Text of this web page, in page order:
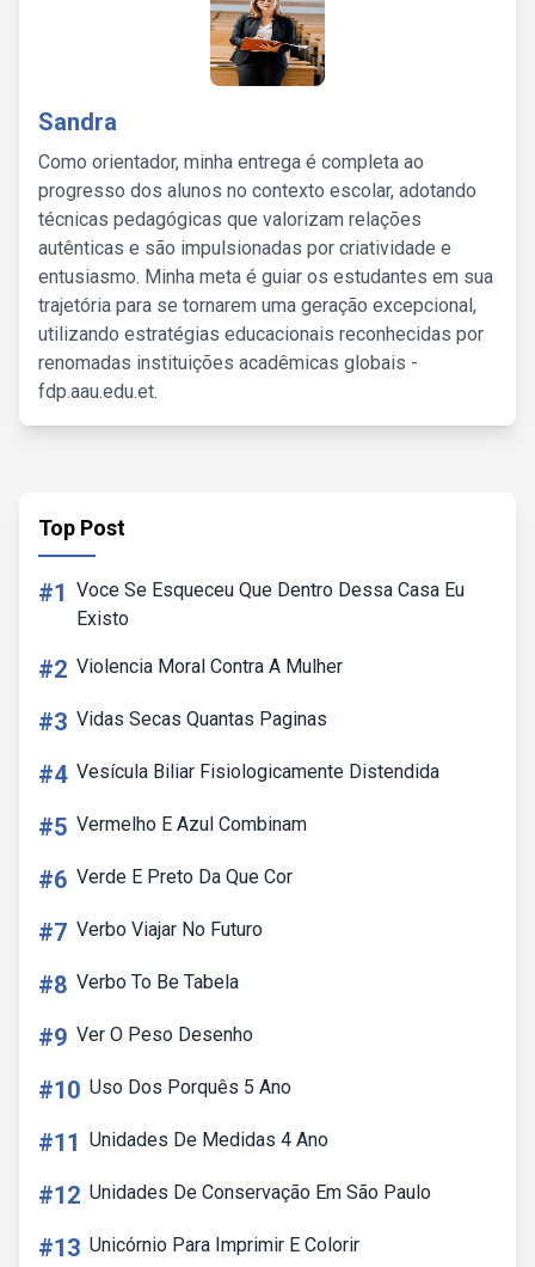
Sandra
Como orientador, minha entrega é completa ao
progresso dos alunos no contexto escolar, adotando
técnicas pedagógicas que valorizam relações
autênticas e são impulsionadas por criatividade e
entusiasmo. Minha meta é guiar os estudantes em sua
trajetória para se tornarem uma geração excepcional,
utilizando estratégias educacionais reconhecidas por
renomadas instituições acadêmicas globais -
fdp.aau.edu.et.
Top Post
#1 Voce Se Esqueceu Que Dentro Dessa Casa Eu
Existo
#2 Violencia Moral Contra A Mulher
#3 Vidas Secas Quantas Paginas
#4 Vesícula Biliar Fisiologicamente Distendida
#5 Vermelho E Azul Combinam
#6 Verde E Preto Da Que Cor
#7 Verbo Viajar No Futuro
#8 Verbo To Be Tabela
#9 Ver O Peso Desenho
#10 Uso Dos Porquês 5 Ano
#11 Unidades De Medidas 4 Ano
#12 Unidades De Conservação Em São Paulo
#13 Unicórnio Para Imprimir E Colorir